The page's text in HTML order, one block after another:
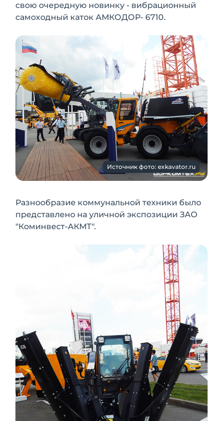
свою очередную новинку - вибрационный
самоходный каток АМКОДОР- 6710.
Источник фото: exkavator.ru
Разнообразие коммунальной техники было
представлено на уличной экспозиции ЗАО
"Коминвест-АКМТ".